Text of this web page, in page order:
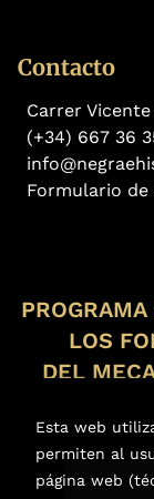
Contacto
Carrer Vicente
(+34) 667 36
Formulario
LOS
DEL
Esta web
permiten al
página web